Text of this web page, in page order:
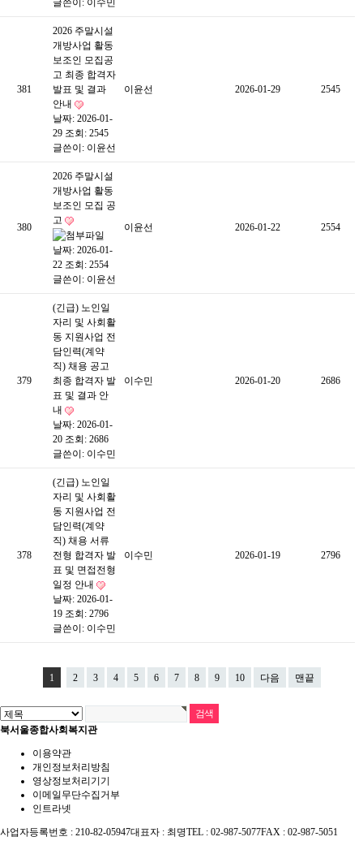
글쓴이: 이수민
381
2026 주말시설
개방사업 활동
보조인 모집공
고 최종 합격자
발표 및 결과
안내
날짜: 2026-01-
29 조회: 2545
글쓴이: 이윤선
이윤선 2026-01-29 2545
380
2026 주말시설
개방사업 활동
보조인 모집 공
고
날짜: 2026-01-
22 조회: 2554
글쓴이: 이윤선
이윤선 2026-01-22 2554
379
(긴급) 노인일
자리 및 사회활
동 지원사업 전
담인력(계약
직) 채용 공고
최종 합격자 발
표 및 결과 안
내
날짜: 2026-01-
20 조회: 2686
글쓴이: 이수민
이수민 2026-01-20 2686
378
(긴급) 노인일
자리 및 사회활
동 지원사업 전
담인력(계약
직) 채용 서류
전형 합격자 발
표 및 면접전형
일정 안내
날짜: 2026-01-
19 조회: 2796
글쓴이: 이수민
이수민 2026-01-19 2796
1 2 3 4 5 6 7 8 9 10 다음 맨끝
북서울종합사회복지관
이용약관
개인정보처리방침
영상정보처리기기
이메일무단수집거부
인트라넷
사업자등록번호 : 210-82-05947대표자 : 최명TEL : 02-987-5077FAX : 02-987-5051